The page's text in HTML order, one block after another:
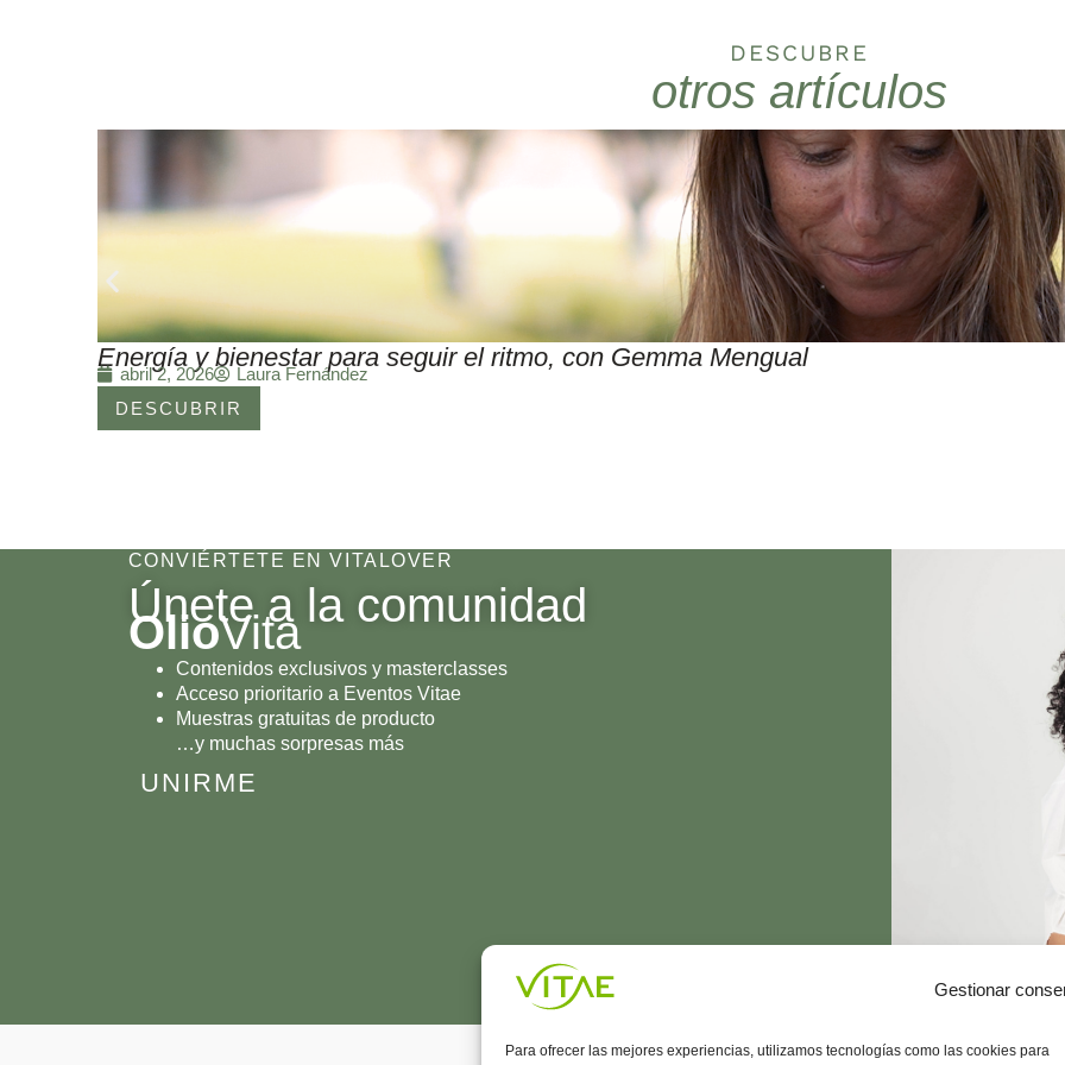
Gestionar
Para ofrecer las mejores experiencias, utilizamos tecnologías como las cookies para
DESCUBRE
otros artículos
Energía y bienestar para seguir el ritmo, con Gemma Mengual
abril 2, 2026
Laura Fernández
DESCUBRIR
CONVIÉRTETE EN VITALOVER
Únete a la comunidad
OlioVita
Contenidos exclusivos y masterclasses
Acceso prioritario a Eventos Vitae
Muestras gratuitas de producto
…y muchas sorpresas más
UNIRME